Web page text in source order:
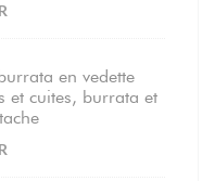
en vedette
et cuites, burrata et